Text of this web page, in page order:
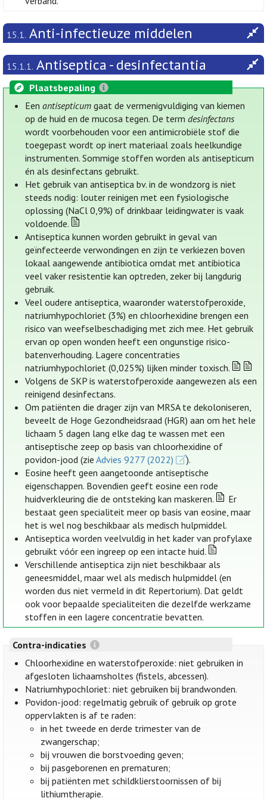
15.1. Anti-infectieuze middelen
15.1.1. Antiseptica - desinfectantia
Plaatsbepaling
Eenantisepticum gaat de vermenigvuldiging van kiemen
op de huid en de mucosa tegen. De termdesinfectans
wordt voorbehouden voor een antimicrobiële stof die
toegepast wordt op inert materiaal zoals heelkundige
instrumenten. Sommige stoffen worden als antisepticum
én als desinfectans gebruikt.
Het gebruik van antiseptica bv. in de wondzorg is niet
steeds nodig: louter reinigen met een fysiologische
oplossing (NaCl 0,9%) of drinkbaar leidingwater is vaak
voldoende.
Antiseptica kunnen worden gebruikt in geval van
geïnfecteerde verwondingen en zijn te verkiezen boven
lokaal aangewende antibiotica omdat met antibiotica
veel vaker resistentie kan optreden, zeker bij langdurig
gebruik.
Veel oudere antiseptica, waaronder waterstofperoxide,
natriumhypochloriet (3%) en chloorhexidine brengen een
risico van weefselbeschadiging met zich mee. Het gebruik
ervan op open wonden heeft een ongunstige risico-
batenverhouding. Lagere concentraties
natriumhypochloriet (0,025%) lijken minder toxisch.
Volgens de SKP is waterstofperoxide aangewezen als een
reinigend desinfectans.
Om patiënten die drager zijn van MRSA te dekoloniseren,
beveelt de Hoge Gezondheidsraad (HGR) aan om het hele
lichaam 5 dagen lang elke dag te wassen met een
antiseptische zeep op basis van chloorhexidine of
povidon-jood (zieAdvies 9277 (2022)
).
Eosine heeft geen aangetoonde antiseptische
eigenschappen. Bovendien geeft eosine een rode
huidverkleuring die de ontsteking kan maskeren.
Er
bestaat geen specialiteit meer op basis van eosine, maar
het is wel nog beschikbaar als medisch hulpmiddel.
Antiseptica worden veelvuldig in het kader van profylaxe
gebruikt vóór een ingreep op een intacte huid.
Verschillende antiseptica zijn niet beschikbaar als
geneesmiddel, maar wel als medisch hulpmiddel (en
worden dus niet vermeld in dit Repertorium). Dat geldt
ook voor bepaalde specialiteiten die dezelfde werkzame
stoffen in een lagere concentratie bevatten.
Contra-indicaties
Chloorhexidine en waterstofperoxide: niet gebruiken in
afgesloten lichaamsholtes (fistels, abcessen).
Natriumhypochloriet: niet gebruiken bij brandwonden.
Povidon-jood: regelmatig gebruik of gebruik op grote
oppervlakten is af te raden:
in het tweede en derde trimester van de
zwangerschap;
bij vrouwen die borstvoeding geven;
bij pasgeborenen en prematuren;
bij patiënten met schildklierstoornissen of bij
lithiumtherapie.